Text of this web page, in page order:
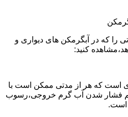
را که در آبگرمکن های دیواری و
کنید:
است که هر از مدتی ممکن است با
فشار شدن آب گرم خروجی،رسوب
است.